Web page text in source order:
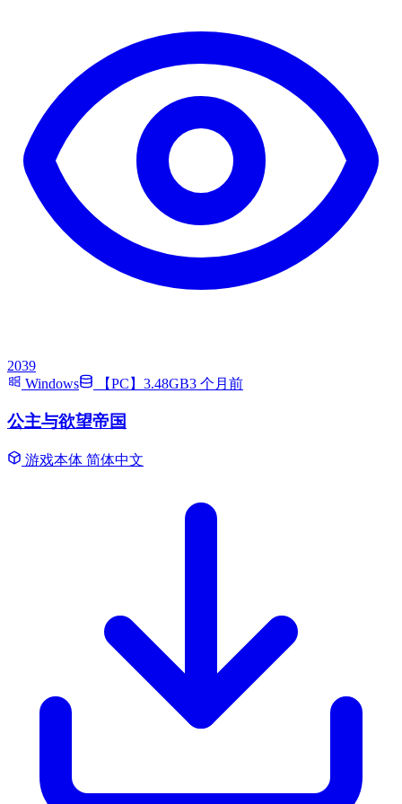
2039
Windows
【PC】3.48GB3 个月前
公主与欲望帝国
游戏本体 简体中文